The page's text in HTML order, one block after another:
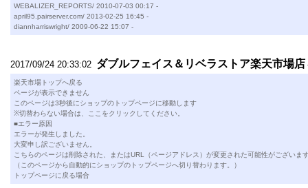
WEBALIZER_REPORTS/ 2010-07-03 00:17 -
april95.pairserver.com/ 2013-02-25 16:45 -
diannharriswright/ 2009-06-22 15:07 -
2017/09/24 20:33:02 ダブルフェイス＆リベラストア楽天市場店
楽天市場トップへ戻る
ページが表示できません
このページは3秒後にショップのトップページに移動します
※切替わらない場合は、ここをクリックしてください。
■エラー原因
エラーが発生しました。
大変申し訳ございません。
こちらのページは削除された、またはURL（ページアドレス）が変更された可能性がございま
（このページから自動的にショップのトップページへ切り替わります。）
トップページに戻る場合